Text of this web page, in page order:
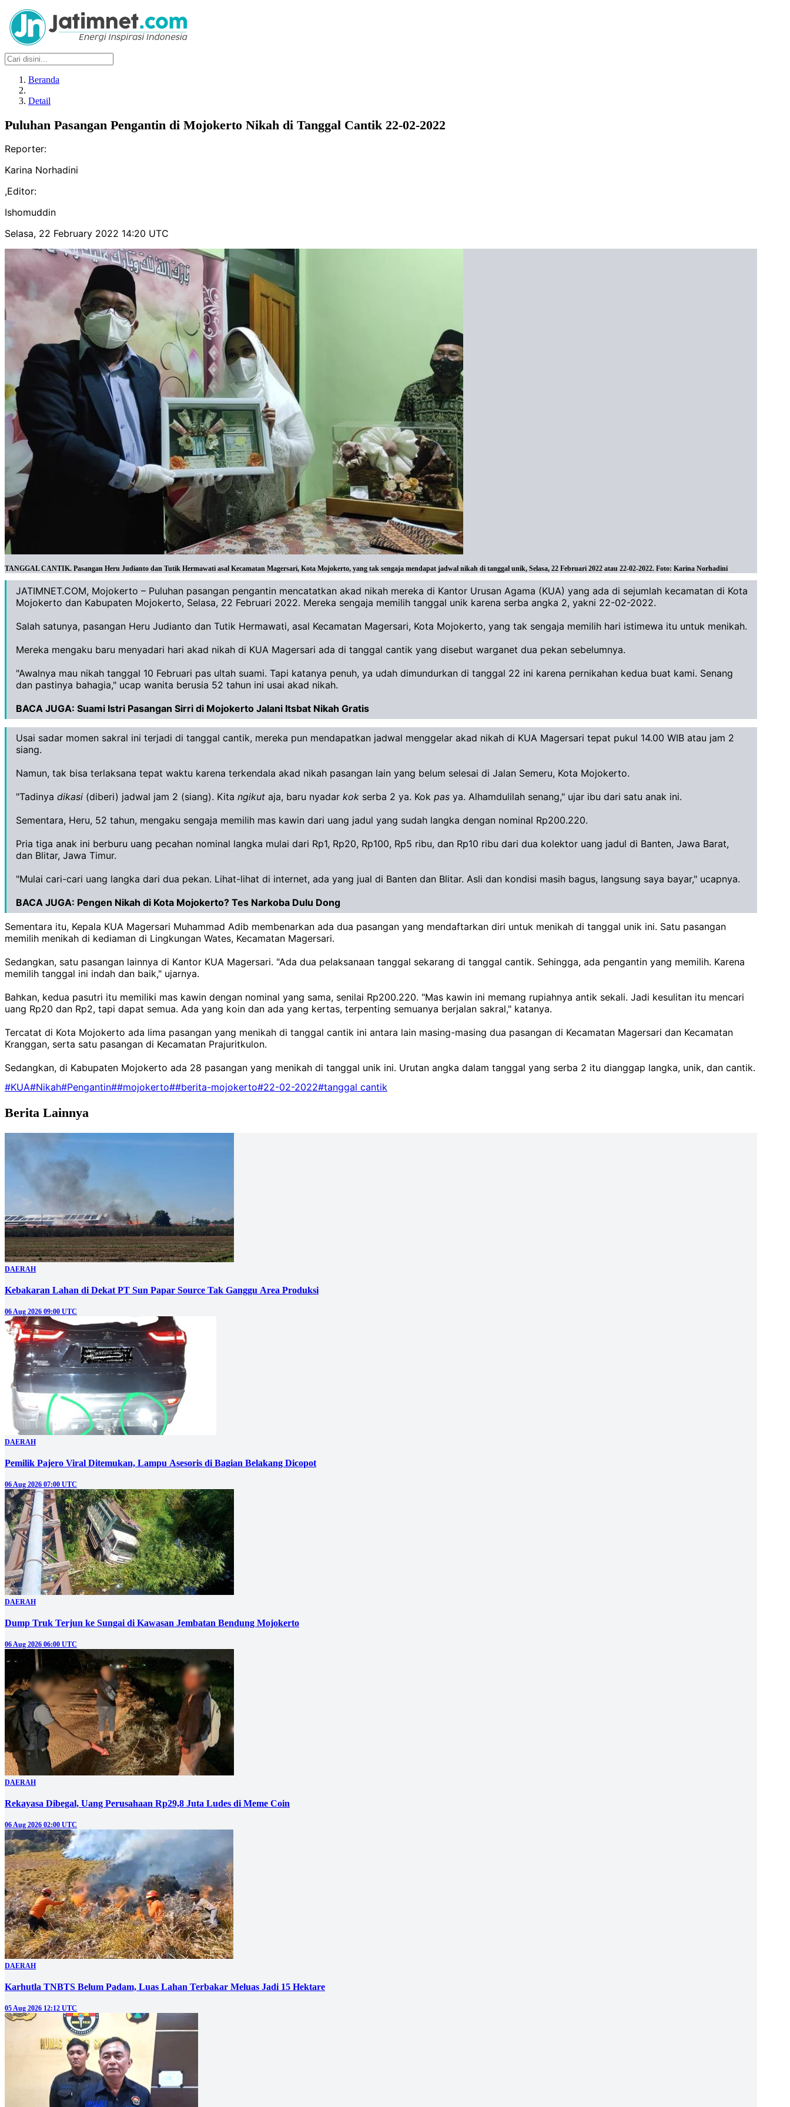
Beranda
Detail
Puluhan Pasangan Pengantin di Mojokerto Nikah di Tanggal Cantik 22-02-2022
Reporter:
Karina Norhadini
,Editor:
Ishomuddin
Selasa, 22 February 2022 14:20 UTC
TANGGAL CANTIK. Pasangan Heru Judianto dan Tutik Hermawati asal Kecamatan Magersari, Kota Mojokerto, yang tak sengaja mendapat jadwal nikah di tanggal unik, Selasa, 22 Februari 2022 atau 22-02-2022. Foto: Karina Norhadini
JATIMNET.COM, Mojokerto – Puluhan pasangan pengantin mencatatkan akad nikah mereka di Kantor Urusan Agama (KUA) yang ada di sejumlah kecamatan di Kota
Mojokerto dan Kabupaten Mojokerto, Selasa, 22 Februari 2022. Mereka sengaja memilih tanggal unik karena serba angka 2, yakni 22-02-2022.
Salah satunya, pasangan Heru Judianto dan Tutik Hermawati, asal Kecamatan Magersari, Kota Mojokerto, yang tak sengaja memilih hari istimewa itu untuk menikah.
Mereka mengaku baru menyadari hari akad nikah di KUA Magersari ada di tanggal cantik yang disebut warganet dua pekan sebelumnya.
"Awalnya mau nikah tanggal 10 Februari pas ultah suami. Tapi katanya penuh, ya udah dimundurkan di tanggal 22 ini karena pernikahan kedua buat kami. Senang
dan pastinya bahagia," ucap wanita berusia 52 tahun ini usai akad nikah.
BACA JUGA: Suami Istri Pasangan Sirri di Mojokerto Jalani Itsbat Nikah Gratis
Usai sadar momen sakral ini terjadi di tanggal cantik, mereka pun mendapatkan jadwal menggelar akad nikah di KUA Magersari tepat pukul 14.00 WIB atau jam 2
siang.
Namun, tak bisa terlaksana tepat waktu karena terkendala akad nikah pasangan lain yang belum selesai di Jalan Semeru, Kota Mojokerto.
"Tadinya dikasi (diberi) jadwal jam 2 (siang). Kita ngikut aja, baru nyadar kok serba 2 ya. Kok pas ya. Alhamdulilah senang," ujar ibu dari satu anak ini.
Sementara, Heru, 52 tahun, mengaku sengaja memilih mas kawin dari uang jadul yang sudah langka dengan nominal Rp200.220.
Pria tiga anak ini berburu uang pecahan nominal langka mulai dari Rp1, Rp20, Rp100, Rp5 ribu, dan Rp10 ribu dari dua kolektor uang jadul di Banten, Jawa Barat,
dan Blitar, Jawa Timur.
"Mulai cari-cari uang langka dari dua pekan. Lihat-lihat di internet, ada yang jual di Banten dan Blitar. Asli dan kondisi masih bagus, langsung saya bayar," ucapnya.
BACA JUGA: Pengen Nikah di Kota Mojokerto? Tes Narkoba Dulu Dong
Sementara itu, Kepala KUA Magersari Muhammad Adib membenarkan ada dua pasangan yang mendaftarkan diri untuk menikah di tanggal unik ini. Satu pasangan
memilih menikah di kediaman di Lingkungan Wates, Kecamatan Magersari.
Sedangkan, satu pasangan lainnya di Kantor KUA Magersari. "Ada dua pelaksanaan tanggal sekarang di tanggal cantik. Sehingga, ada pengantin yang memilih. Karena
memilih tanggal ini indah dan baik," ujarnya.
Bahkan, kedua pasutri itu memiliki mas kawin dengan nominal yang sama, senilai Rp200.220. "Mas kawin ini memang rupiahnya antik sekali. Jadi kesulitan itu mencari
uang Rp20 dan Rp2, tapi dapat semua. Ada yang koin dan ada yang kertas, terpenting semuanya berjalan sakral," katanya.
Tercatat di Kota Mojokerto ada lima pasangan yang menikah di tanggal cantik ini antara lain masing-masing dua pasangan di Kecamatan Magersari dan Kecamatan
Kranggan, serta satu pasangan di Kecamatan Prajuritkulon.
Sedangkan, di Kabupaten Mojokerto ada 28 pasangan yang menikah di tanggal unik ini. Urutan angka dalam tanggal yang serba 2 itu dianggap langka, unik, dan cantik.
#KUA#Nikah#Pengantin##mojokerto##berita-mojokerto#22-02-2022#tanggal cantik
Berita Lainnya
DAERAH
Kebakaran Lahan di Dekat PT Sun Papar Source Tak Ganggu Area Produksi
06 Aug 2026 09:00 UTC
DAERAH
Pemilik Pajero Viral Ditemukan, Lampu Asesoris di Bagian Belakang Dicopot
06 Aug 2026 07:00 UTC
DAERAH
Dump Truk Terjun ke Sungai di Kawasan Jembatan Bendung Mojokerto
06 Aug 2026 06:00 UTC
DAERAH
Rekayasa Dibegal, Uang Perusahaan Rp29,8 Juta Ludes di Meme Coin
06 Aug 2026 02:00 UTC
DAERAH
Karhutla TNBTS Belum Padam, Luas Lahan Terbakar Meluas Jadi 15 Hektare
05 Aug 2026 12:12 UTC